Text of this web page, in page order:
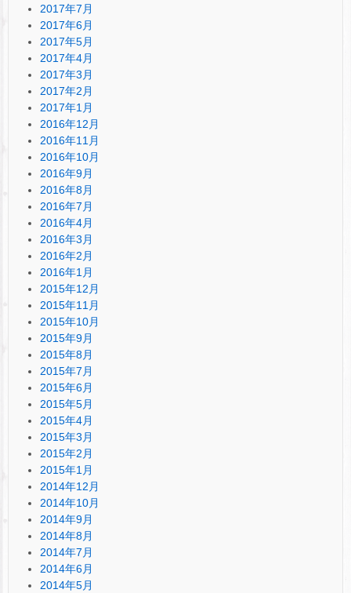
2017年7月
2017年6月
2017年5月
2017年4月
2017年3月
2017年2月
2017年1月
2016年12月
2016年11月
2016年10月
2016年9月
2016年8月
2016年7月
2016年4月
2016年3月
2016年2月
2016年1月
2015年12月
2015年11月
2015年10月
2015年9月
2015年8月
2015年7月
2015年6月
2015年5月
2015年4月
2015年3月
2015年2月
2015年1月
2014年12月
2014年10月
2014年9月
2014年8月
2014年7月
2014年6月
2014年5月